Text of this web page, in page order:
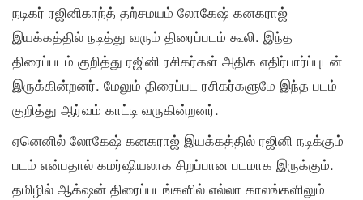
நடிகர் ரஜினிகாந்த் தற்சமயம் லோகேஷ் கனகராஜ்
இயக்கத்தில் நடித்து வரும் திரைப்படம் கூலி. இந்த
திரைப்படம் குறித்து ரஜினி ரசிகர்கள் அதிக எதிர்பார்ப்புடன்
இருக்கின்றனர். மேலும் திரைப்பட ரசிகர்களுமே இந்த படம்
குறித்து ஆர்வம் காட்டி வருகின்றனர்.
ஏனெனில் லோகேஷ் கனகராஜ் இயக்கத்தில் ரஜினி நடிக்கும்
படம் என்பதால் கமர்ஷியலாக சிறப்பான படமாக இருக்கும்.
தமிழில் ஆக்‌ஷன் திரைப்படங்களில் எல்லா காலங்களிலும்